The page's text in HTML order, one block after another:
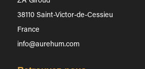
38110 Saint-Victor-de-Cessieu
France
info@aurehum.com